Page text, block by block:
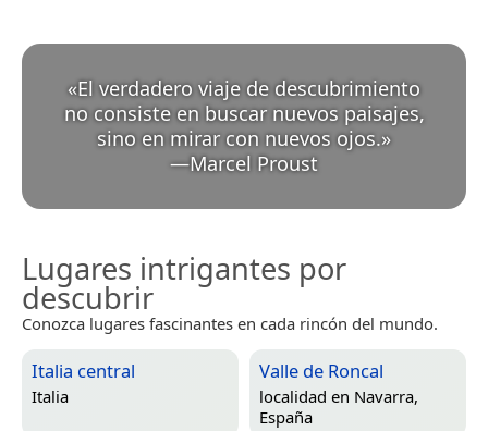
«El verdadero viaje de descubrimiento
no consiste en buscar nuevos paisajes,
sino en mirar con nuevos ojos.
—Marcel Proust
Lugares intrigantes por
descubrir
Conozca lugares fascinantes en cada rincón del mundo.
Italia central
Italia
Valle de Roncal
localidad en Navarra,
España